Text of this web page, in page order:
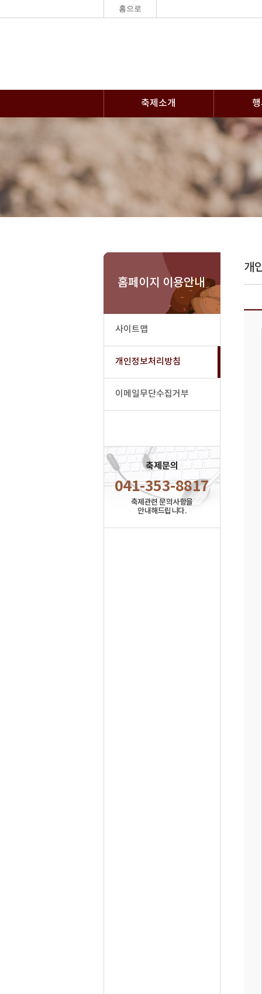
홈으로
축제소개
홈페이지 이용안내
사이트맵
개인정보처리방침
이메일무단수집거부
축제문의
041-353-8817
축제관련 문의사항을
안내해드립니다.
개